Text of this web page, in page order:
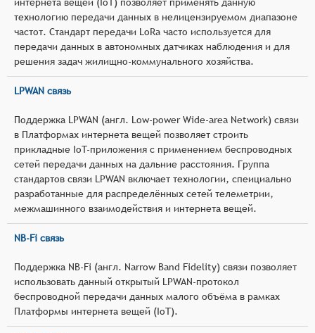
технологию передачи данных в нелицензируемом диапазоне
частот. Стандарт передачи LoRa часто используется для
передачи данных в автономных датчиках наблюдения и для
решения задач жилищно-коммунального хозяйства.
LPWAN связь
Поддержка LPWAN (англ. Low-power Wide-area Network) связи
в Платформах интернета вещей позволяет строить
прикладные IoT-приложения с применением беспроводных
сетей передачи данных на дальние расстояния. Группа
стандартов связи LPWAN включает технологии, спеициально
разработанные для распределённых сетей телеметрии,
межмашинного взаимодействия и интернета вещей.
NB-Fi связь
Поддержка NB-Fi (англ. Narrow Band Fidelity) связи позволяет
использовать данный открытый LPWAN-протокол
беспроводной передачи данных малого объёма в рамках
Платформы интернета вещей (IoT).